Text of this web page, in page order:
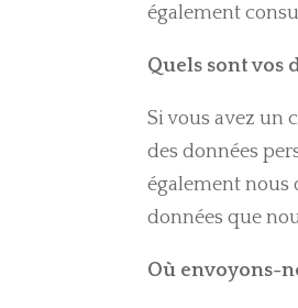
également
Quels sont vos
Si vous avez un
des données
également nous
données que
Où envoyons-